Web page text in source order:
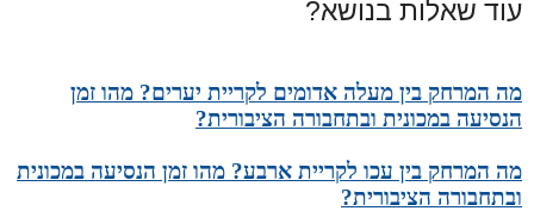
עוד שאלות בנושא?
מה המרחק בין מעלה אדומים לקריית יערים? מהו זמן
הנסיעה במכונית ובתחבורה הציבורית?
מה המרחק בין עכו לקריית ארבע? מהו זמן הנסיעה במכונית
ובתחבורה הציבורית?